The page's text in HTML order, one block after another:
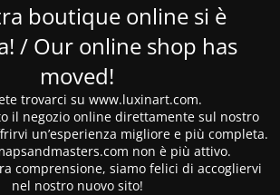
boutique online si è
/ Our online shop has
moved!
trovarci su www.luxinart.com.
il negozio online direttamente sul nostro
un’esperienza migliore e più completa.
non è più attivo.
comprensione, siamo felici di accogliervi
nel nostro nuovo sito!